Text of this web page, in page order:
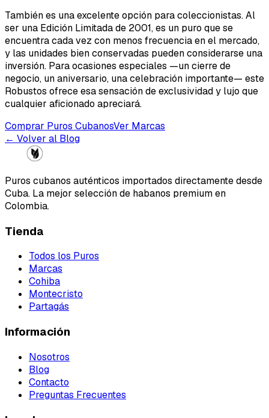
También es una excelente opción para coleccionistas. Al
ser una Edición Limitada de 2001, es un puro que se
encuentra cada vez con menos frecuencia en el mercado,
y las unidades bien conservadas pueden considerarse una
inversión. Para ocasiones especiales —un cierre de
negocio, un aniversario, una celebración importante— este
Robustos ofrece esa sensación de exclusividad y lujo que
cualquier aficionado apreciará.
Comprar Puros CubanosVer Marcas
← Volver al Blog
Puros cubanos auténticos importados directamente desde
Cuba. La mejor selección de habanos premium en
Colombia.
Tienda
Todos los Puros
Marcas
Cohiba
Montecristo
Partagás
Información
Nosotros
Blog
Contacto
Preguntas Frecuentes